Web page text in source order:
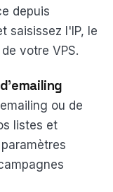
depuis
saisissez l'IP, le
votre VPS.
ou de
listes et